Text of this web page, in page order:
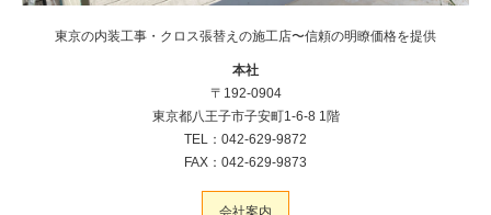
東京の内装工事・クロス張替えの施工店〜信頼の明瞭価格を提供
本社
〒192-0904
東京都八王子市子安町1-6-8 1階
TEL：042-629-9872
FAX：042-629-9873
会社案内